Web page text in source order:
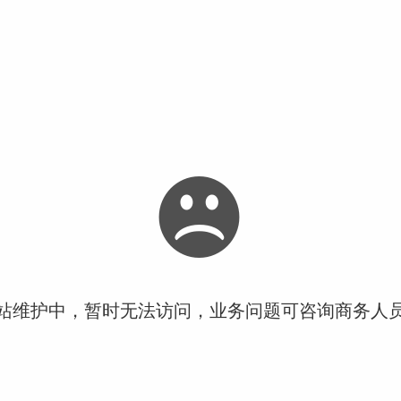
维护中，暂时无法访问，业务问题可咨询商务人